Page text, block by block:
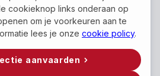
Technicus
is fantastisch en ik
ook trots op hoe wij
Mijn expertise
cookieknop links onderaan op
om je voorkeuren aan te
lees je onze cookie policy.
aanvaarden